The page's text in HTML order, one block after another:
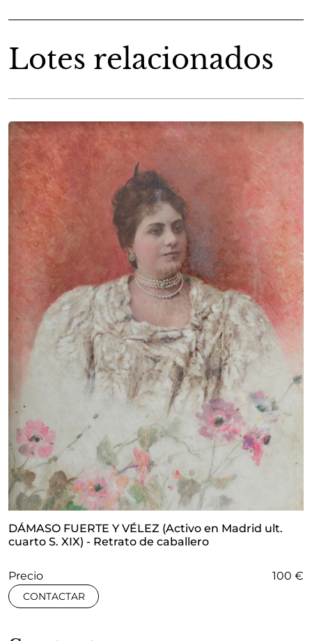
Lotes relacionados
DÁMASO FUERTE Y VÉLEZ (Activo en Madrid ult.
cuarto S. XIX) - Retrato de caballero
Precio 100 €
CONTACTAR